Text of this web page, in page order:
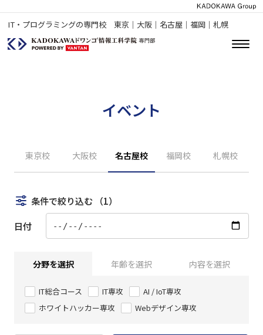
IT・プログラミングの専門校 東京｜大阪｜名古屋｜福岡｜札幌
イベント
東京校 大阪校 名古屋校 福岡校 札幌校
条件で絞り込む （1）
日付
分野を選択 年齢を選択 内容を選択
IT総合コース IT専攻
AI / IoT専攻
ホワイトハッカー専攻
Webデザイン専攻